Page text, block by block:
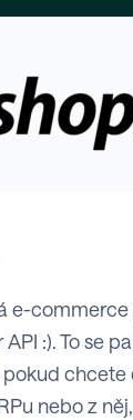
e-
:). To se
pokud
nebo z